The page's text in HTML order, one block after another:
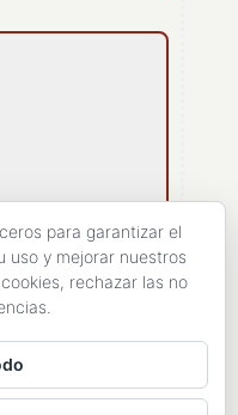
para garantizar el
uso y mejorar nuestros
rechazar las no